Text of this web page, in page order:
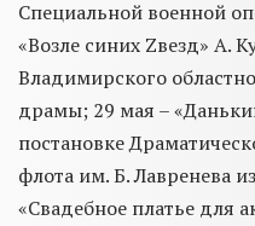
Специальной военной
«Возле синих Zвезд» А.
Владимирского
драмы; 29 мая –
постановке
флота им. Б. Лавренева
«Свадебное платье для